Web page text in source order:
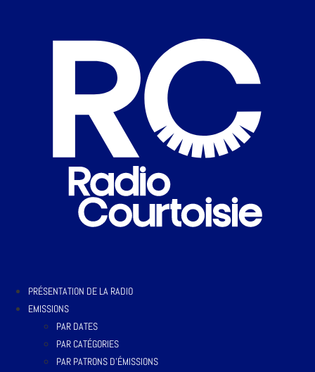
PRÉSENTATION DE LA RADIO
EMISSIONS
PAR DATES
PAR CATÉGORIES
PAR PATRONS D’ÉMISSIONS